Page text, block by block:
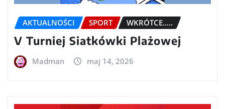
AKTUALNOŚCI SPORT WKRÓTCE.....
V Turniej Siatkówki Plażowej
Madman maj 14, 2026